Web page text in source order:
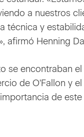
a nuestros
técnica y
afirmó Henning
se encontraban
de O'Fallon y
de